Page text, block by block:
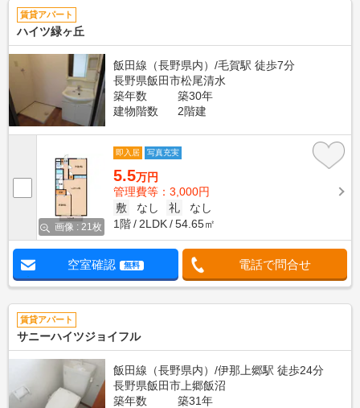
賃貸アパート
ハイツ緑ヶ丘
飯田線（長野県内）/毛賀駅 徒歩7分
長野県飯田市松尾清水
築年数
築30年
建物階数
2階建
画像 : 21枚
即入居 写真充実
5.5万円
管理費等：3,000円
敷
なし 礼
なし
1階
2LDK 54.65㎡
空室確認 無料 電話で問合せ
賃貸アパート
サニーハイツジョイフル
飯田線（長野県内）/伊那上郷駅 徒歩24分
長野県飯田市上郷飯沼
築年数
築31年